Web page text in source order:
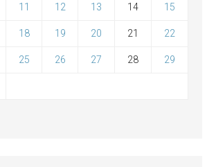
11 12 13 14 15
18 19 20 21 22
25 26 27 28 29